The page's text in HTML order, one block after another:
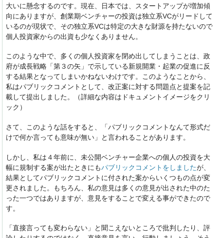
大いに懸念するのです。現在、日本では、スタートアップが増加傾
向にありますが、創業期ベンチャーの投資は独立系VCがリードして
いるのが現状で、その独立系VCは特定の大きな財源を持たないので
個人投資家からの出資も少なくありません。
このような中で、多くの個人投資家を閉め出してしまうことは、政
府が成長戦略「第３の矢」で示している新規開業・起業の促進に反
する結果となってしまいかねないわけです。このようなことから、
私はパブリックコメントとして、改正案に対する問題点と提案を記
載して提出しました。（詳細な内容はドキュメントイメージをクリ
ック）
さて、このような話をすると、「パブリックコメントなんて形式だ
けで何か言っても意味が無い」と言われることがあります。
しかし、私は４年前に、未公開ベンチャー企業への個人の投資を大
幅に規制する案が出たときにもパブリックコメントをしましたが、
結果としてパブリックコメントに付された案からいくつもの点が変
更されました。もちろん、私の意見は多くの意見が出された中のた
った一つではありますが、意見をすることで変える事ができたので
す。
「直接言っても変わらない」と聞こえないところで批判したり、評